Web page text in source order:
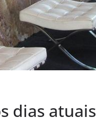
dias atuais